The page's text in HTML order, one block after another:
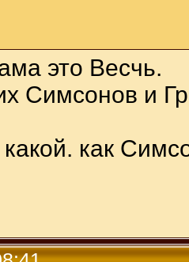
это Весчь.
Симсонов и
как